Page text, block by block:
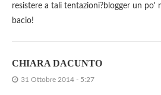
resistere a tali tentazioni?blogger un po'
bacio!
CHIARA DACUNTO
31 Ottobre 2014 - 5:27